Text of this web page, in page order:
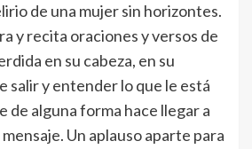
de una mujer sin horizontes.
y recita oraciones y versos de
en su cabeza, en su
salir y entender lo que le está
de alguna forma hace llegar a
Un aplauso aparte para